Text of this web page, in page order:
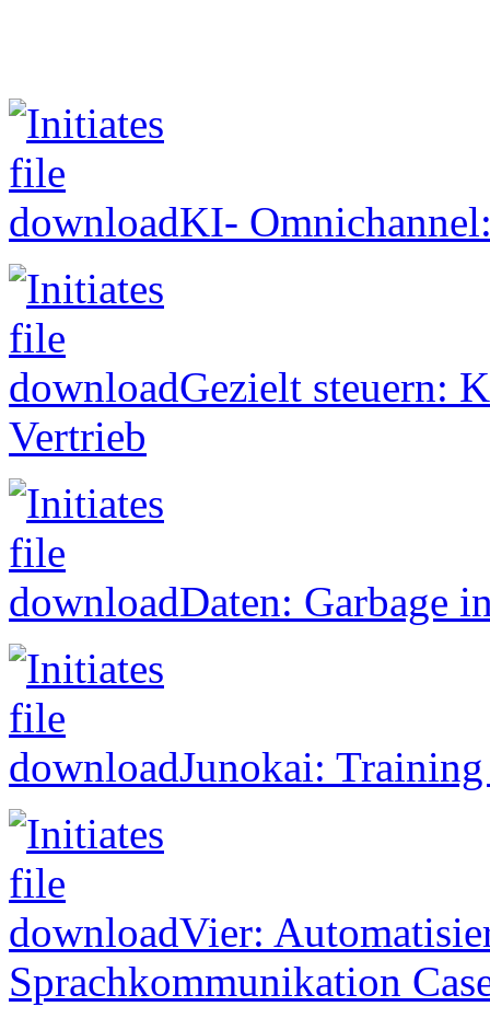
KI-
Gezielt steuern:
Vertrieb
Daten: Garbage
Junokai:
Vier:
Sprachkommunikation